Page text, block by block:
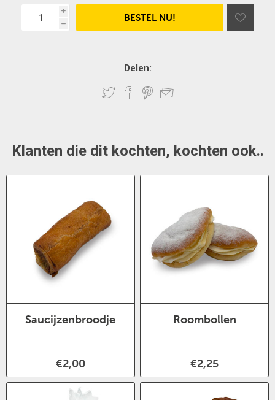
i
h
Delen:
Klanten die dit kochten, kochten ook..
Saucijzenbroodje
€2,00
Roombollen
€2,25